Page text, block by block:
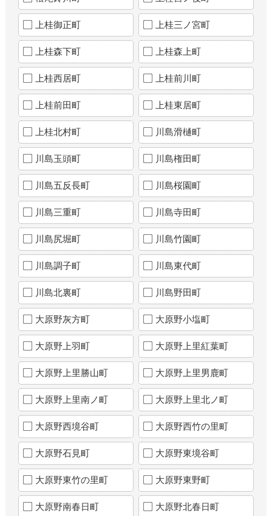
上桂御正町 上桂三ノ宮町
上桂森下町 上桂森上町
上桂西居町 上桂前川町
上桂前田町 上桂東居町
上桂北村町 川島滑樋町
川島玉頭町 川島権田町
川島五反長町 川島桜園町
川島三重町 川島寺田町
川島尻堀町 川島竹園町
川島調子町 川島東代町
川島北裏町 川島野田町
大原野灰方町 大原野小塩町
大原野上羽町 大原野上里紅葉町
大原野上里勝山町 大原野上里男鹿町
大原野上里南ノ町 大原野上里北ノ町
大原野西境谷町 大原野西竹の里町
大原野石見町 大原野東境谷町
大原野東竹の里町 大原野東野町
大原野南春日町 大原野北春日町